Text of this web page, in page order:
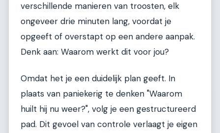
verschillende manieren van troosten, elk
ongeveer drie minuten lang, voordat je
opgeeft of overstapt op een andere aanpak.
Denk aan: Waarom werkt dit voor jou?
Omdat het je een duidelijk plan geeft. In
plaats van paniekerig te denken "Waarom
huilt hij nu weer?", volg je een gestructureerd
pad. Dit gevoel van controle verlaagt je eigen